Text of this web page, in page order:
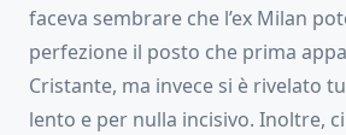
faceva sembrare che l’ex Milan
perfezione il posto che prima
Cristante, ma invece si è rivelato
lento e per nulla incisivo. Inoltre,